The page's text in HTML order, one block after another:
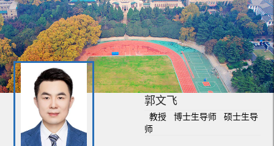
郭文飞
教授 博士生导师 硕士生导
师